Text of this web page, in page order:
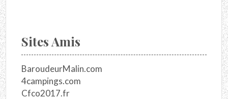
Sites Amis
BaroudeurMalin.com
4campings.com
Cfco2017.fr